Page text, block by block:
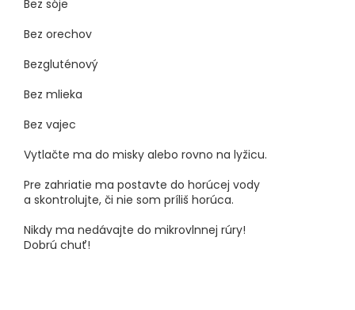
Bez sóje
Bez orechov
Bezgluténový
Bez mlieka
Bez vajec
Vytlačte ma do misky alebo rovno na lyžicu.
Pre zahriatie ma postavte do horúcej vody
a skontrolujte, či nie som príliš horúca.
Nikdy ma nedávajte do mikrovlnnej rúry!
Dobrú chuť!